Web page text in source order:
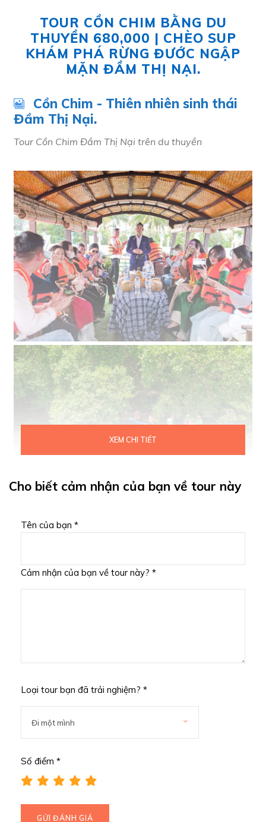
TOUR CỒN CHIM BẰNG DU
THUYỀN 680,000 | CHÈO SUP
KHÁM PHÁ RỪNG ĐƯỚC NGẬP
MẶN ĐẦM THỊ NẠI.
Cồn Chim - Thiên nhiên sinh thái
Đầm Thị Nại.
Tour Cồn Chim Đầm Thị Nại trên du thuyền
XEM CHI TIẾT
Cho biết cảm nhận của bạn về tour này
Tên của bạn *
Cảm nhận của bạn về tour này? *
Loại tour bạn đã trải nghiệm? *
Số điểm *